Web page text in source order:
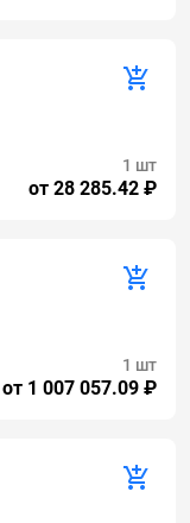
от 28 285.42 ₽
1 шт
от 1 007 057.09 ₽
1 шт